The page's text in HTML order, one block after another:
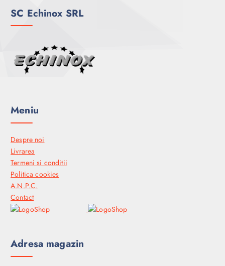
SC Echinox SRL
Meniu
Despre noi
Livrarea
Termeni si conditii
Politica cookies
A.N.P.C.
Contact
Adresa magazin